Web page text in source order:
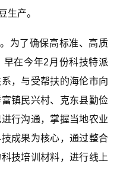
生产。
为了确保高标准、高质
早在今年2 月份科技特派
，与受帮扶的海伦市向
镇民兴村、克东县勤俭
进行沟通， 掌握当地农业
成果为核心，通过整合
科技培训材料，进行线上